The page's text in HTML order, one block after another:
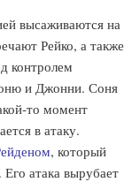
высаживаются на
Рейко, а также
контролем
и Джонни. Соня
то момент
в атаку.
, который
атака вырубает